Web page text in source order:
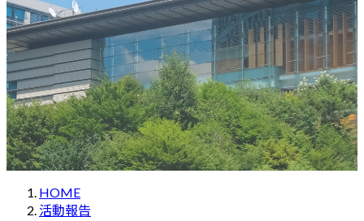
ッ
プ
移
動
HOME
活動報告